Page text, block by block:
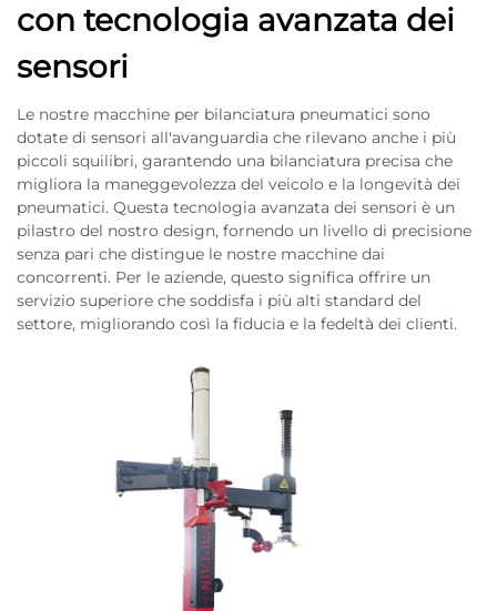
con tecnologia avanzata dei
sensori
Le nostre macchine per bilanciatura pneumatici sono
dotate di sensori all'avanguardia che rilevano anche i più
piccoli squilibri, garantendo una bilanciatura precisa che
migliora la maneggevolezza del veicolo e la longevità dei
pneumatici. Questa tecnologia avanzata dei sensori è un
pilastro del nostro design, fornendo un livello di precisione
senza pari che distingue le nostre macchine dai
concorrenti. Per le aziende, questo significa offrire un
servizio superiore che soddisfa i più alti standard del
settore, migliorando così la fiducia e la fedeltà dei clienti.